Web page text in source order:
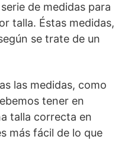
de medidas para
talla. Éstas medidas,
se trate de un
las medidas, como
tener en
talla correcta en
más fácil de lo que